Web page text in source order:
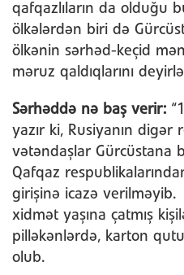
qafqazlıların da olduğu
ölkələrdən biri də
ölkənin sərhəd-keçid
məruz qaldıqlarını
Sərhəddə nə baş verir:
yazır ki, Rusiyanın digər
vətəndaşlar Gürcüstana
Qafqaz
girişinə icazə verilməyib.
xidmət yaşına çatmış
pilləkənlərdə, karton
olub.